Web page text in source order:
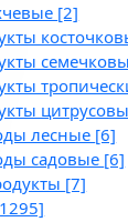
[2]
лесные [6]
садовые [6]
[7]